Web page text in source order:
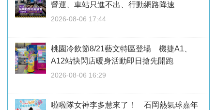
營運、車站只進不出、行動網路降速
2026-08-06 17:44
桃園冷飲節8/21藝文特區登場 機捷A1、
A12站快閃店暖身活動即日搶先開跑
2026-08-06 16:29
啦啦隊女神李多慧來了！ 石岡熱氣球嘉年